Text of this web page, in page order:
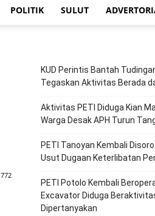
POLITIK SULUT
772
KUD Perintis Bantah
Tegaskan Aktivitas Berada
Aktivitas PETI Diduga Kian
Warga Desak APH Turun
PETI Tanoyan Kembali
Usut Dugaan Keterlibatan
PETI Potolo Kembali
Excavator Diduga
Dipertanyakan